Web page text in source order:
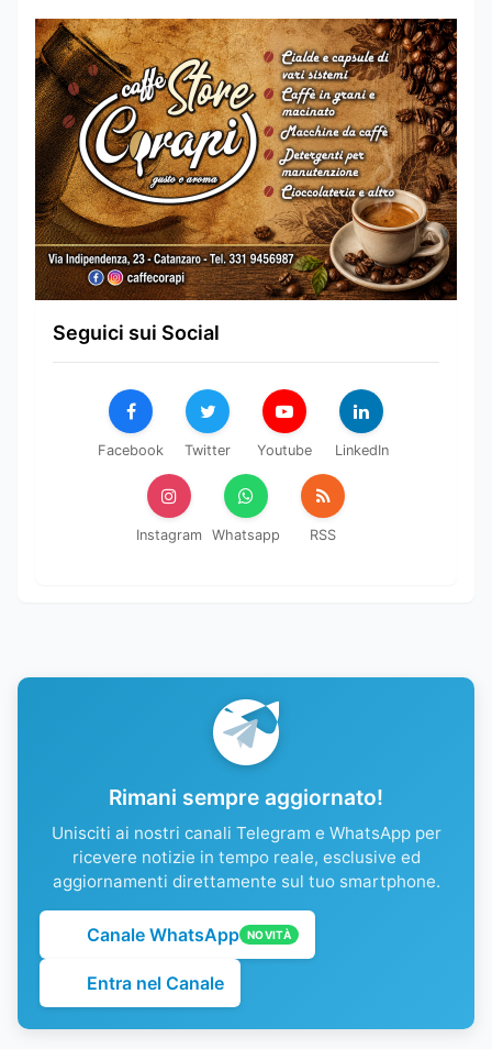
Seguici sui Social
Facebook Twitter Youtube LinkedIn
Instagram Whatsapp RSS
Rimani sempre aggiornato!
Unisciti ai nostri canali Telegram e WhatsApp per
ricevere notizie in tempo reale, esclusive ed
aggiornamenti direttamente sul tuo smartphone.
Canale WhatsApp NOVITÀ
Entra nel Canale